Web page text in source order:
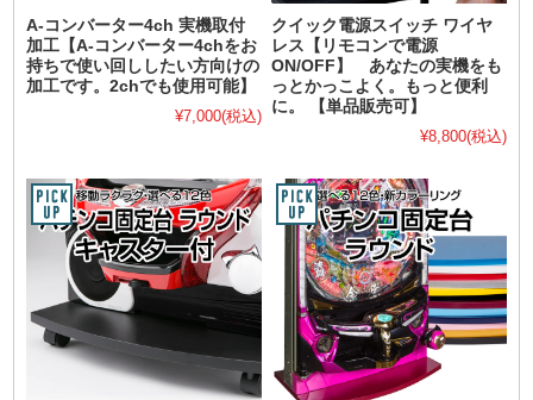
A-コンバーター4ch 実機取付
加工【A-コンバーター4chをお
持ちで使い回ししたい方向けの
加工です。2chでも使用可能】
¥7,000(税込)
クイック電源スイッチ ワイヤ
レス【リモコンで電源
ON/OFF】 あなたの実機をも
っとかっこよく。もっと便利
に。 【単品販売可】
¥8,800(税込)